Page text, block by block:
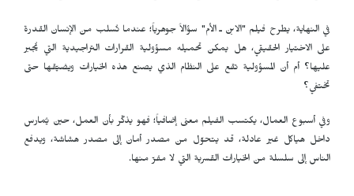
في النهاية، يطرح فيلم "الابن ـ الأم" سؤالاً جوهرياً؛ عندما تُسلب من الإنسان القدرة
على الاختيار الحقيقي، هل يمكن تحميله مسؤولية القرارات التراجيدية التي يُجبر
عليها؟ أم أن المسؤولية تقع على النظام الذي يصنع هذه الخيارات ويضيّقها حتى
تختفي؟
وفي أسبوع العمال، يكتسب الفيلم معنى إضافياً؛ فهو يذكّر بأن العمل، حين يُمارس
داخل هياكل غير عادلة، قد يتحوّل من مصدر أمان إلى مصدر هشاشة، ويدفع
الناس إلى سلسلة من الخيارات القسرية التي لا مفرّ منها.